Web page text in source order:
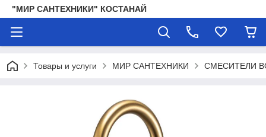
"МИР САНТЕХНИКИ" КОСТАНАЙ
Товары и услуги МИР САНТЕХНИКИ СМЕСИТЕЛИ